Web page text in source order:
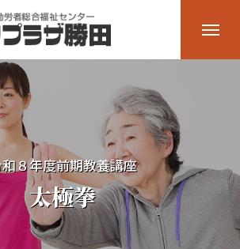
Facility
８年度前期教養講座
太極拳